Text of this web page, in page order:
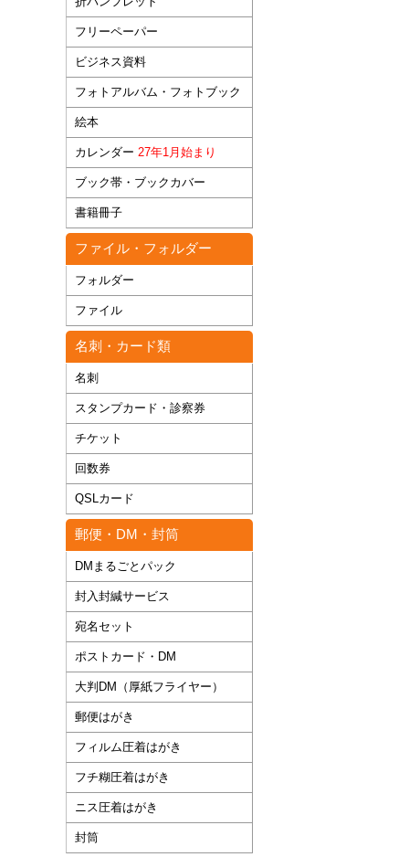
フリーペーパー
ビジネス資料
フォトアルバム・フォトブック
絵本
カレンダー 27年1月始まり
ブック帯・ブックカバー
書籍冊子
ファイル・フォルダー
フォルダー
ファイル
名刺・カード類
名刺
スタンプカード・診察券
チケット
回数券
QSLカード
郵便・DM・封筒
DMまるごとパック
封入封緘サービス
宛名セット
ポストカード・DM
大判DM（厚紙フライヤー）
郵便はがき
フィルム圧着はがき
フチ糊圧着はがき
ニス圧着はがき
封筒